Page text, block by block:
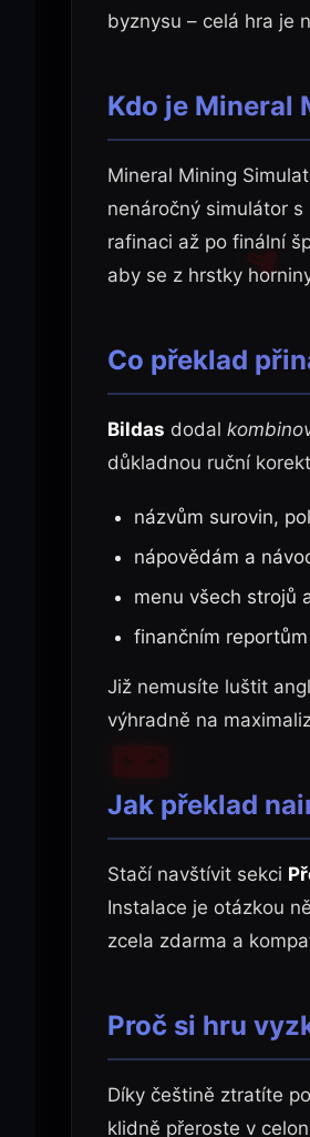
byznysu – celá hra je
Kdo je Mineral
Mineral Mining
nenáročný simulátor
rafinaci až po finální
aby se z hrstky
Co překlad
Bildas dodal
důkladnou ruční
názvům surovin,
nápovědám a
menu všech strojů
finančním
Již nemusíte luštit
výhradně na
Jak překlad
Stačí navštívit sekci
Instalace je otázkou
zcela zdarma a
Proč si hru
Díky češtině ztratíte
klidně přeroste v